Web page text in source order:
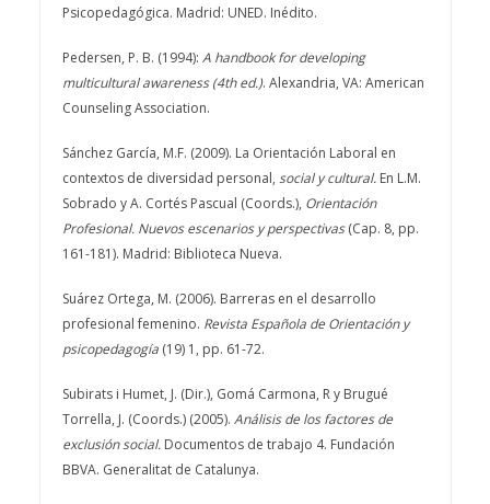
Psicopedagógica. Madrid: UNED. Inédito.
Pedersen, P. B. (1994): A handbook for developing
multicultural awareness (4th ed.). Alexandria, VA: American
Counseling Association.
Sánchez García, M.F. (2009). La Orientación Laboral en
contextos de diversidad personal, social y cultural.En L.M.
Sobrado y A. Cortés Pascual (Coords.), Orientación
Profesional. Nuevos escenarios y perspectivas(Cap. 8, pp.
161-181). Madrid: Biblioteca Nueva.
Suárez Ortega, M. (2006). Barreras en el desarrollo
profesional femenino. Revista Española de Orientación y
psicopedagogía (19) 1, pp. 61-72.
Subirats i Humet, J. (Dir.), Gomá Carmona, R y Brugué
Torrella, J. (Coords.) (2005). Análisis de los factores de
exclusión social.Documentos de trabajo 4. Fundación
BBVA. Generalitat de Catalunya.